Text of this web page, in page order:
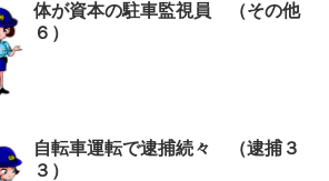
体が資本の駐車監視員 （その他
６）
自転車運転で逮捕続々 （逮捕３
３）